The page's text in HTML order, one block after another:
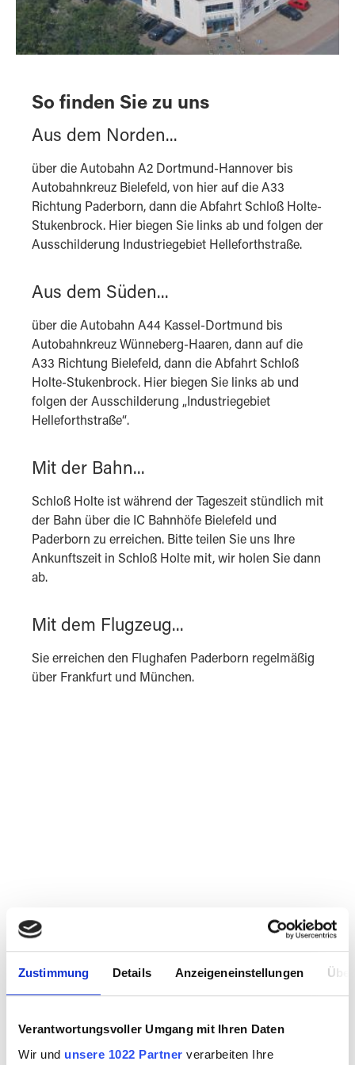
Zustimmung Details Anzeigeneinstellungen
Verantwortungsvoller Umgang mit Ihren Daten
Wir und unsere 1022 Partner verarbeiten Ihre
So finden Sie zu uns
Aus dem Norden...
über die Autobahn A2 Dortmund-Hannover bis
Autobahnkreuz Bielefeld, von hier auf die A33
Richtung Paderborn, dann die Abfahrt Schloß Holte-
Stukenbrock. Hier biegen Sie links ab und folgen der
Ausschilderung Industriegebiet Helleforthstraße.
Aus dem Süden...
über die Autobahn A44 Kassel-Dortmund bis
Autobahnkreuz Wünneberg-Haaren, dann auf die
A33 Richtung Bielefeld, dann die Abfahrt Schloß
Holte-Stukenbrock. Hier biegen Sie links ab und
folgen der Ausschilderung „Industriegebiet
Helleforthstraße“.
Mit der Bahn...
Schloß Holte ist während der Tageszeit stündlich mit
der Bahn über die IC Bahnhöfe Bielefeld und
Paderborn zu erreichen. Bitte teilen Sie uns Ihre
Ankunftszeit in Schloß Holte mit, wir holen Sie dann
ab.
Mit dem Flugzeug...
Sie erreichen den Flughafen Paderborn regelmäßig
über Frankfurt und München.